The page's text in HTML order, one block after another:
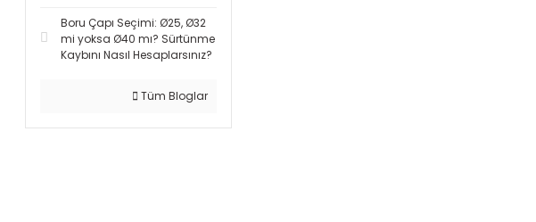
Boru Çapı Seçimi: Ø25, Ø32
mi yoksa Ø40 mı? Sürtünme
Kaybını Nasıl Hesaplarsınız?
Tüm Bloglar